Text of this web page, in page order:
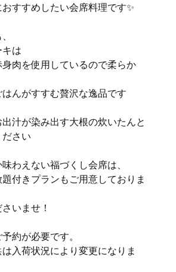
すすめしたい会席料理です✨
は
肉を使用しているので柔らか
んがすすむ贅沢な逸品です
汁が染み出す大根の炊いたんと
さい
わえない福づくし会席は、
付きプランもご用意しておりま
いませ！
約が必要です。
入荷状況により変更になりま